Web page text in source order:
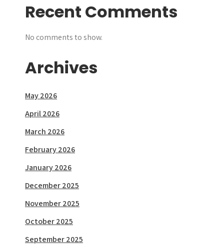
Recent Comments
No comments to show.
Archives
May 2026
April 2026
March 2026
February 2026
January 2026
December 2025
November 2025
October 2025
September 2025